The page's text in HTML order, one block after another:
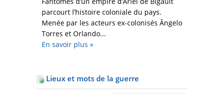
parcourt l’histoire coloniale du pays.
Menée par les acteurs ex-colonisés Ângelo
Torres et Orlando...
En savoir plus »
Lieux et mots de la guerre